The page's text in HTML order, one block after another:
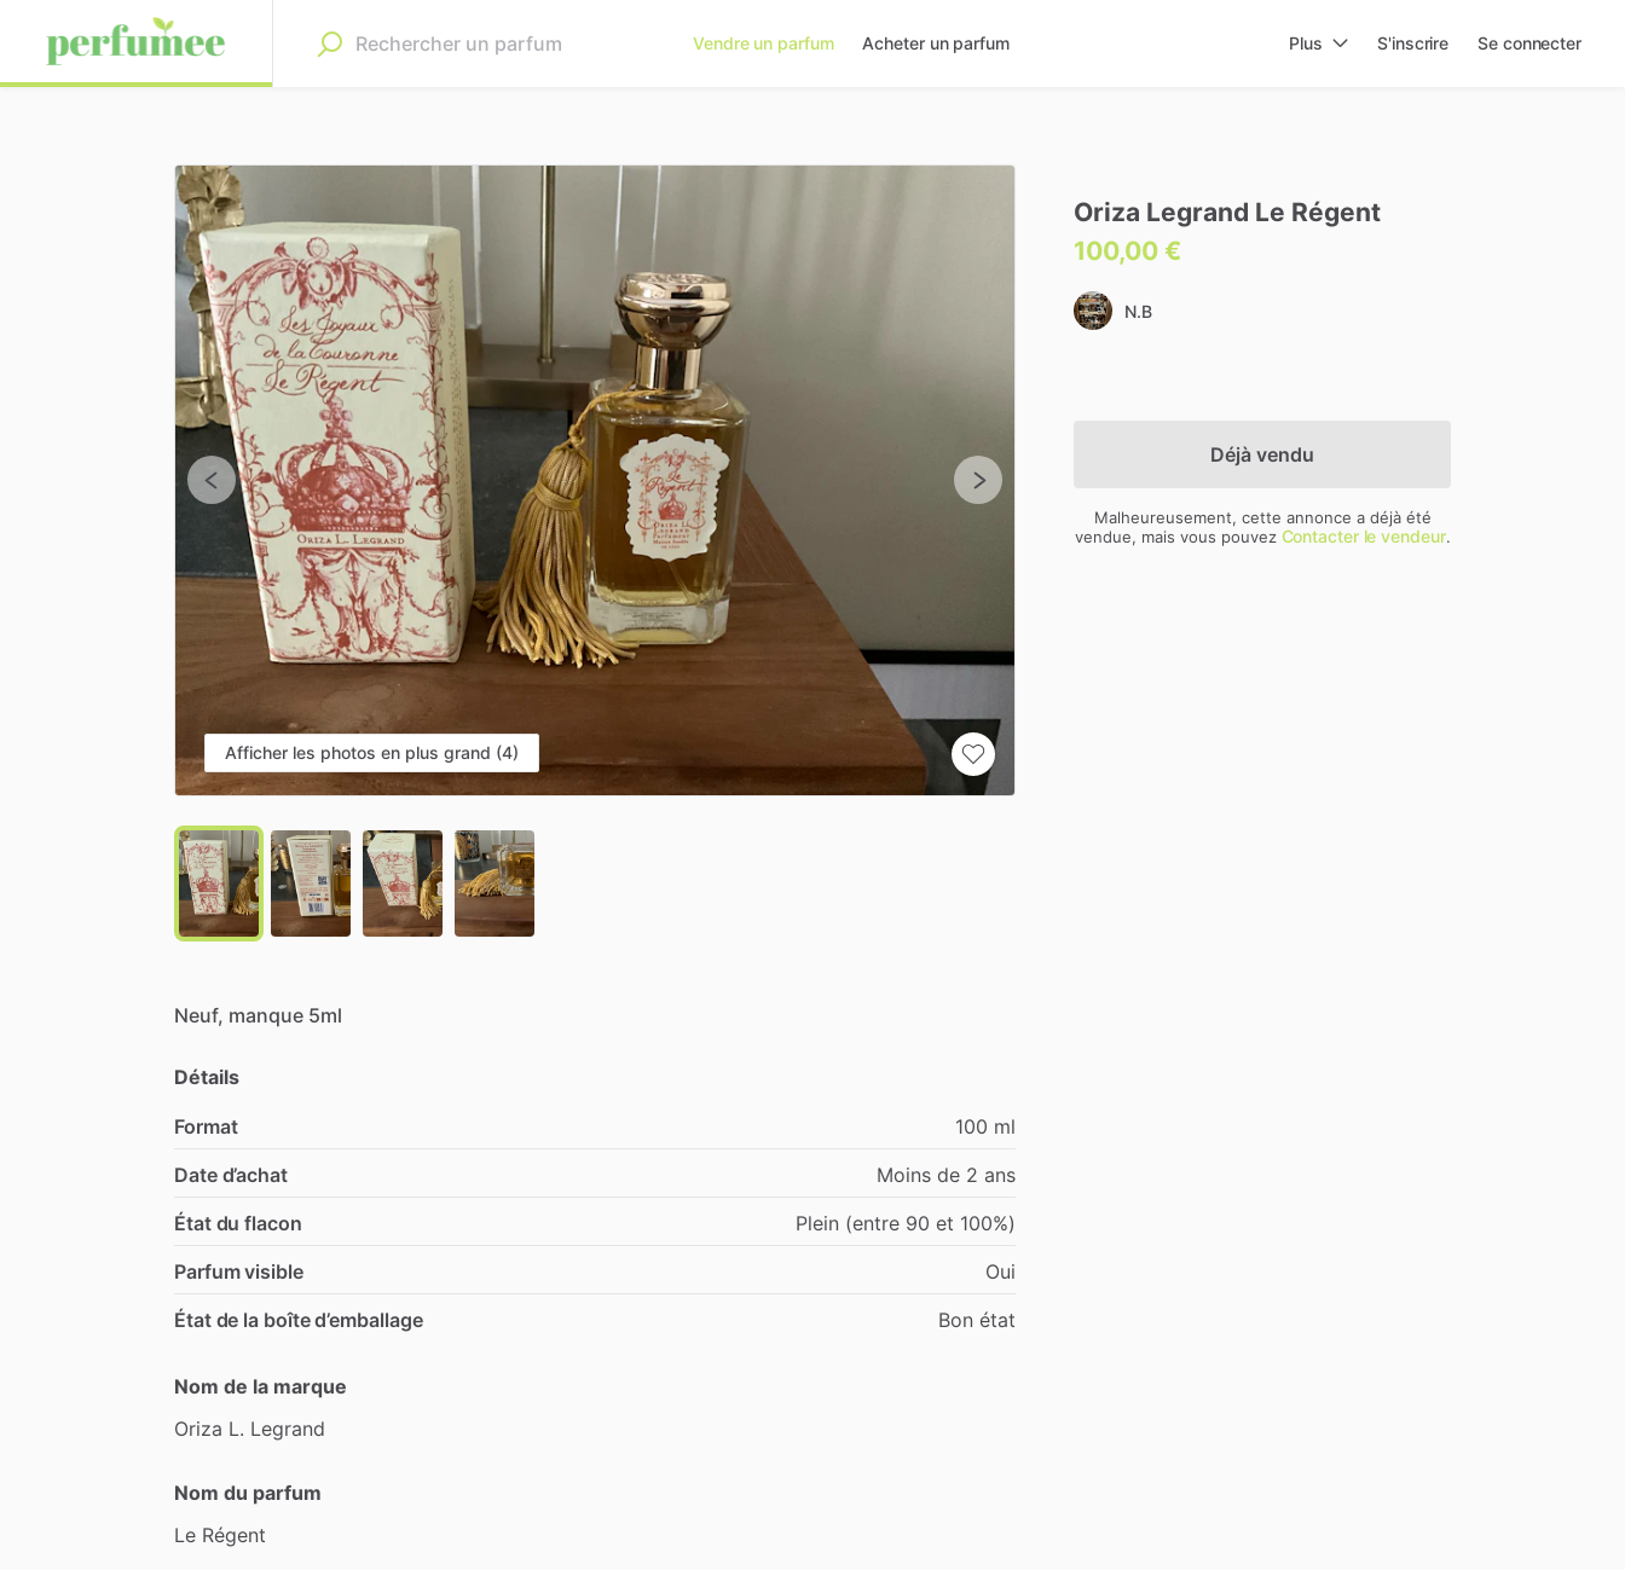
Vendre un parfum Acheter un parfum Plus S'inscrire Se connecter
Afficher les photos en plus grand (4)
Neuf, manque 5ml
Détails
Format
100 ml
Date d’achat
Moins de 2 ans
État du flacon
Plein (entre 90 et 100%)
Parfum visible
Oui
État de la boîte d’emballage
Bon état
Nom de la marque
Oriza L. Legrand
Nom du parfum
Le Régent
Oriza Legrand Le Régent
100,00 €
N.B
Déjà vendu
Malheureusement, cette annonce a déjà été
vendue, mais vous pouvez Contacter le vendeur.